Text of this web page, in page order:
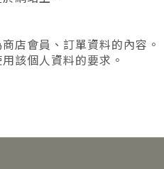
店會員、訂單資料的內容。
該個人資料的要求。